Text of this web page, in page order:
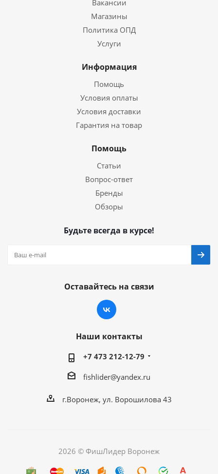
Вакансии
Магазины
Политика ОПД
Услуги
Информация
Помощь
Условия оплаты
Условия доставки
Гарантия на товар
Помощь
Статьи
Вопрос-ответ
Бренды
Обзоры
Будьте всегда в курсе!
Оставайтесь на связи
Наши контакты
+7 473 212-12-79
fishlider@yandex.ru
г.Воронеж, ул. Ворошилова 43
2026 © ФишЛидер Воронеж